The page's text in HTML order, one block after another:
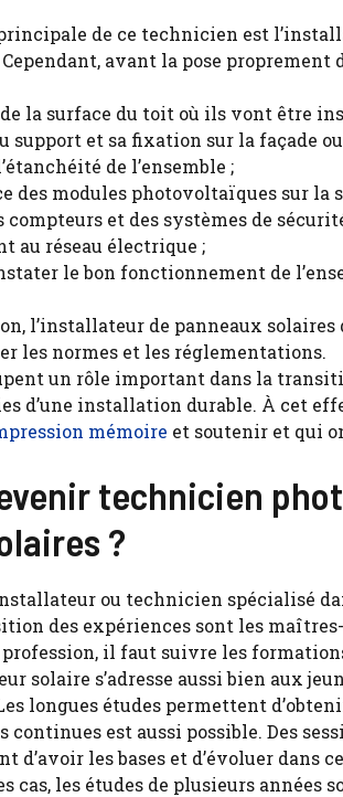
de ce technicien est
avant la pose
la surface du toit où ils vont être
support et sa fixation sur la façade
de l’ensemble ;
des modules photovoltaïques sur
compteurs et des systèmes de
au réseau électrique ;
le bon fonctionnement de
l’installateur de panneaux
les normes et les réglementations.
un rôle important dans la
d’une installation durable. À cet
mémoire et soutenir et qui
technicien
?
ou technicien spécialisé
des expériences sont les
il faut suivre les
solaire s’adresse aussi bien aux
longues études permettent
est aussi possible. Des
d’avoir les bases et d’évoluer dans
cas, les études de plusieurs